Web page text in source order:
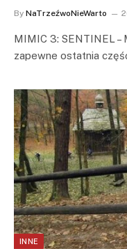
By NaTrzeźwoNieWarto
MIMIC 3: SENTINEL –
zapewne ostatnia
INNE